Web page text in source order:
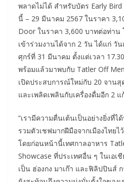
พลาดไม่ได้ สำหรับบัตร Early
นี้ – 29 มีนาคม 2567 ในราคา
Door ในราคา 3,600 บาทต่อท่าน
เข้าร่วมงานได้จาก 2 วัน ได้แก่ วั
ศุกร์ที่ 31 มีนาคม ตั้งแต่เวลา
พร้อมแล้วมาพบกับ Tatler Off
เปิดประสบการณ์ใหม่กับ 20 จานสุ
และเพลิดเพลินกับเครื่องดื่มอีก 2 แ
“เรามีความตื่นเต้นเป็นอย่างยิ่งที่ไ
รวมตัวเชฟมากฝีมือจากเมืองไทย
โดยก่อนหน้านี้เทศกาลอาหาร
Showcase ที่ประเทศอื่น ๆ ในเอเ
เป็น ฮ่องกง มาเก๊า และฟิลิปปินส์